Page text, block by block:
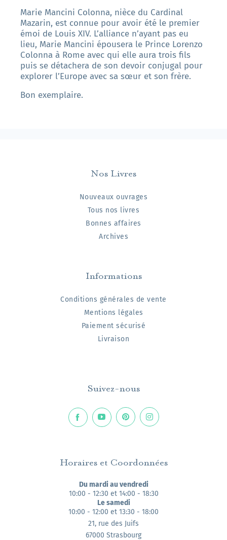
Marie Mancini Colonna, nièce du Cardinal
Mazarin, est connue pour avoir été le premier
émoi de Louis XIV. L’alliance n’ayant pas eu
lieu, Marie Mancini épousera le Prince Lorenzo
Colonna à Rome avec qui elle aura trois fils
puis se détachera de son devoir conjugal pour
explorer l’Europe avec sa sœur et son frère.
Bon exemplaire.
Nos Livres
Nouveaux ouvrages
Tous nos livres
Bonnes affaires
Archives
Informations
Conditions générales de vente
Mentions légales
Paiement sécurisé
Livraison
Suivez-nous
Horaires et Coordonnées
Du mardi au vendredi
10:00 - 12:30 et 14:00 - 18:30
Le samedi
10:00 - 12:00 et 13:30 - 18:00
21, rue des Juifs
67000 Strasbourg